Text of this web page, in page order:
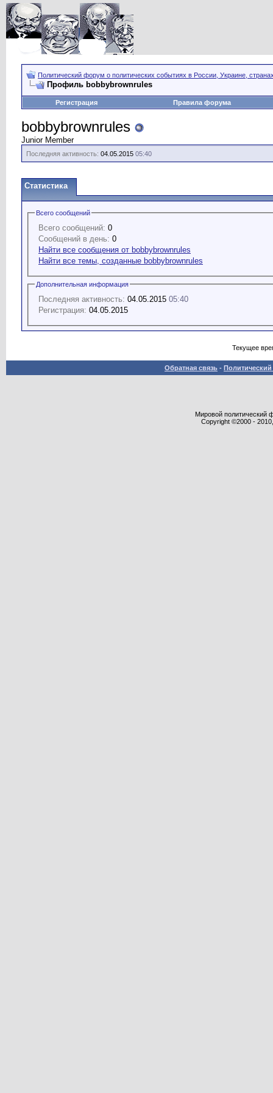
Политический форум о политических событиях в России, Украине,
Профиль bobbybrownrules
Регистрация Правила форума
bobbybrownrules
Junior Member
Последняя активность: 04.05.2015 05:40
Статистика
Всего сообщений
Всего сообщений: 0
Сообщений в день: 0
Найти все сообщения от bobbybrownrules
Найти все темы, созданные bobbybrownrules
Дополнительная информация
Последняя активность: 04.05.2015 05:40
Регистрация: 04.05.2015
Текущее
Обратная связь -
Мировой политический
Copyright ©2000 -